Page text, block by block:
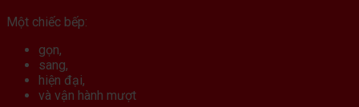
Một chiếc bếp:
gọn,
sang,
hiện đại,
và vận hành mượt